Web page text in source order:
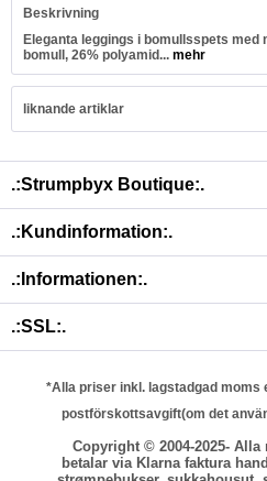
Beskrivning
Eleganta leggings i bomullsspets med
bomull, 26% polyamid... mehr
liknande artiklar
.:Strumpbyx Boutique:.
.:Kundinformation:.
.:Informationen:.
.:SSL:.
*Alla priser inkl. lagstadgad moms
postförskottsavgift(om det
Copyright © 2004-2025-
betalar via Klarna faktura